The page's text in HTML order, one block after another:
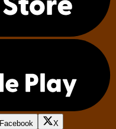
Facebook
X